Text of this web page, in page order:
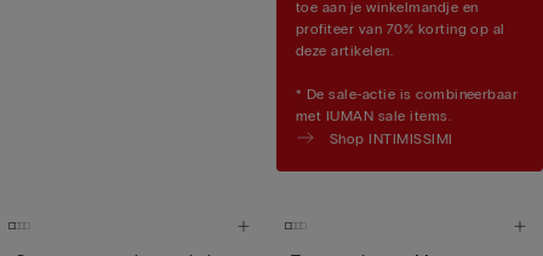
toe aan je winkelmandje en
profiteer van 70% korting op al
deze artikelen.
* De sale-actie is combineerbaar
met IUMAN sale items.
Shop INTIMISSIMI